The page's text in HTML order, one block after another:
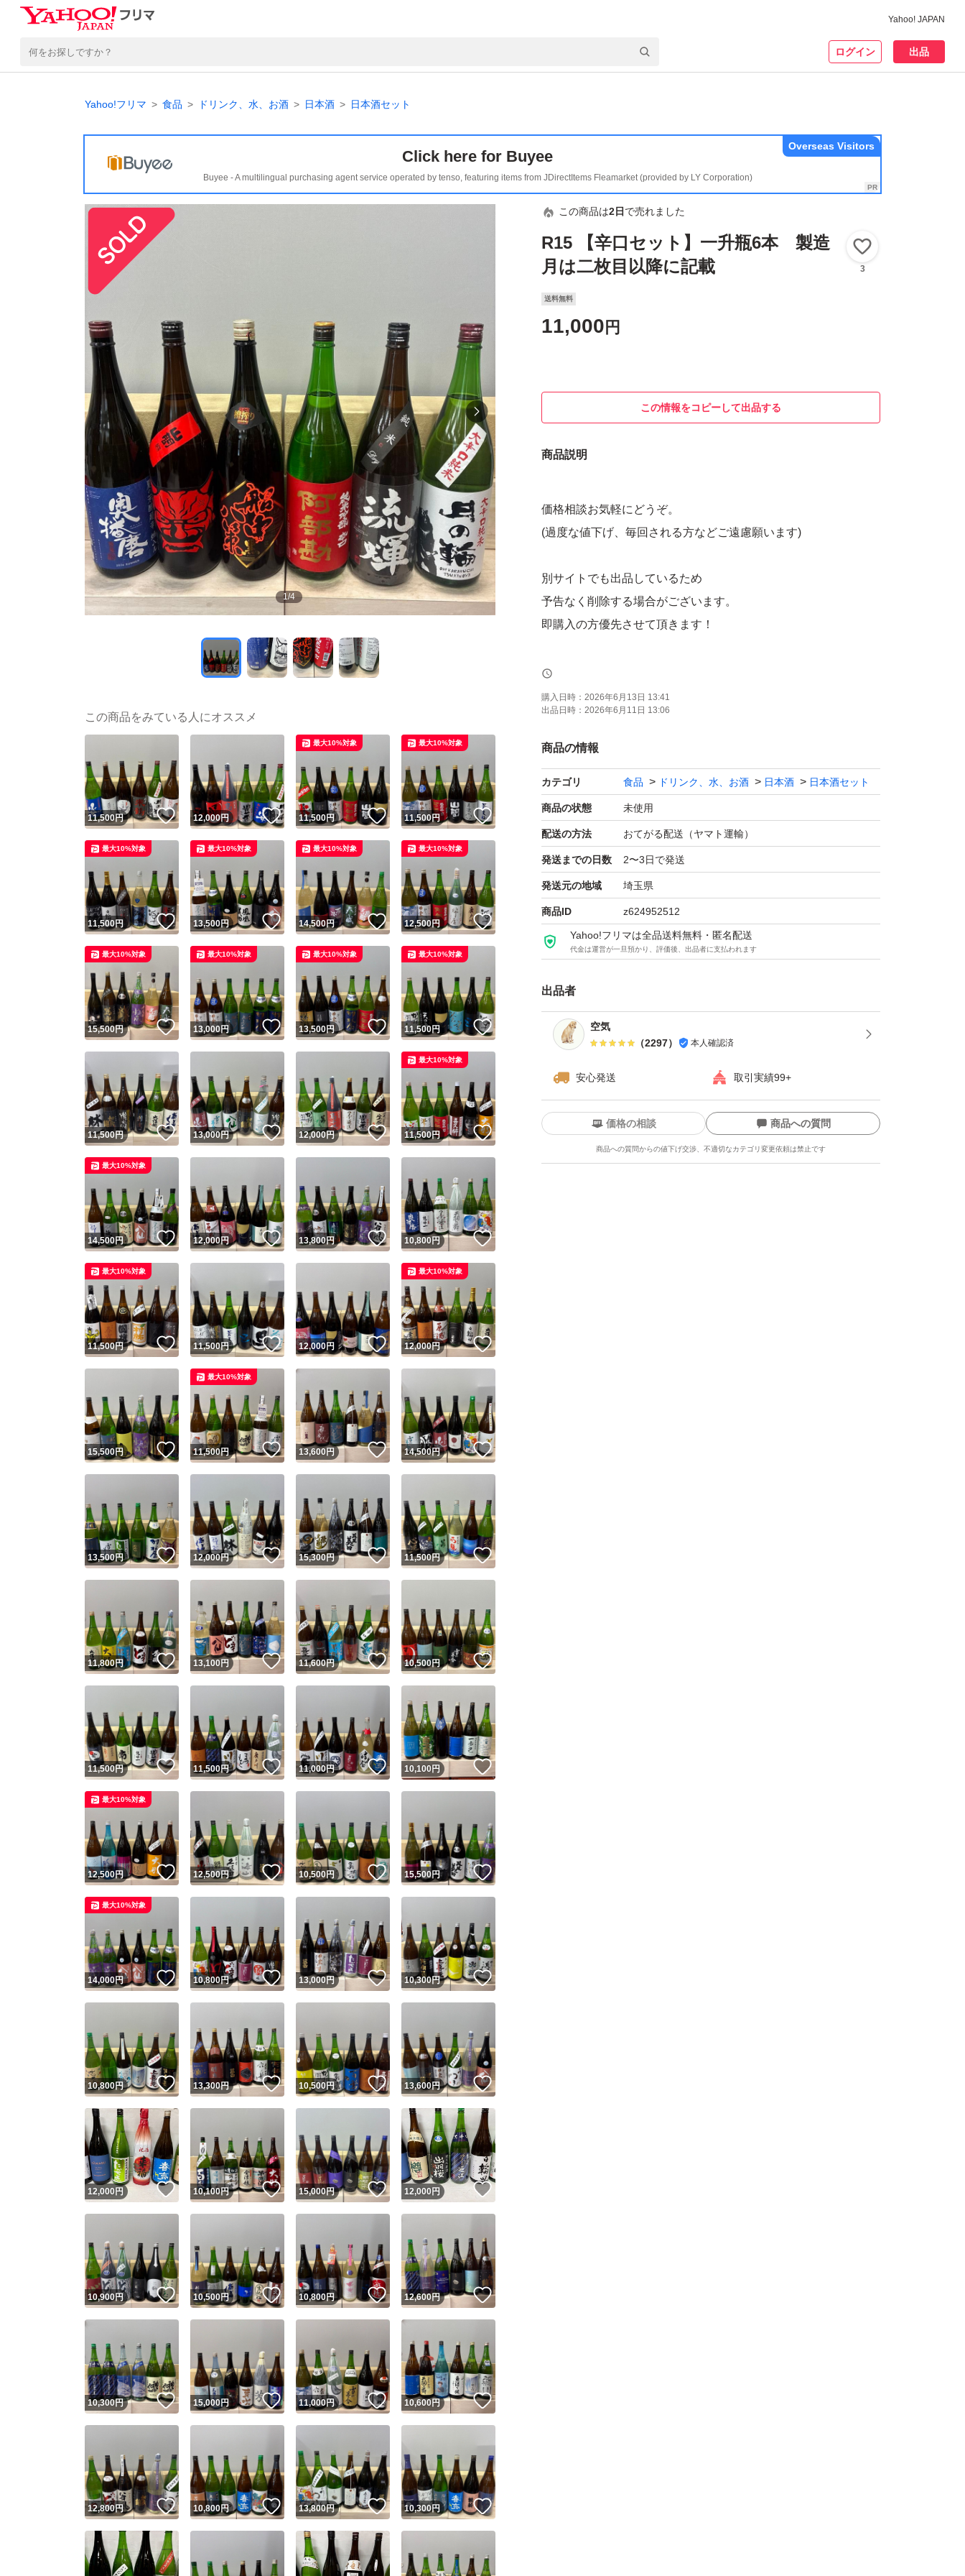
Yahoo! JAPAN
ログイン 出品
Yahoo!フリマ 食品 ドリンク、水、お酒 日本酒 日本酒セット
Click here for Buyee
Buyee - A multilingual purchasing agent service operated by tenso, featuring items from JDirectItems Fleamarket (provided by LY Corporation)
Overseas Visitors
1/4
この商品は2日 で売れました
R15 【辛口セット】一升瓶6本 製造
月は二枚目以降に記載
3
送料無料
11,000 円
この情報をコピーして出品する
商品説明
価格相談お気軽にどうぞ。
(過度な値下げ、毎回される方などご遠慮願います)
別サイトでも出品しているため
予告なく削除する場合がございます。
即購入の方優先させて頂きます！
トラブル防止の為、返品、返金はお断りします。
よろしくお願いします！！
・Yahoo!フリマの仕様につきクール便での発送は行なっておりま
せん。ご了承ください。
・購入意思のない価格相談はお辞めください。
・20歳未満の方には販売しません。
P箱で発送しております！
・段ボールご希望の際は購入後にメッセージでご連絡ください。
・配達日時のご希望がある方も購入後のメッセージでご連絡くだ
・日曜日、月曜日は発送をお休みさせて頂く場合がございます
が、ご了承下さい。
・ダンボールは破損しやすい為プラスチック箱を推奨します。※
す。
------------検索用------------
獺祭、十四代、黒龍、而今、鍋島、勝駒、花邑、花陽浴、新政、
購入日時： 2026年6月13日 13:41
出品日時： 2026年6月11日 13:06
商品の情報
カテゴリ 食品 ドリンク、水、お酒 日本酒 日本酒セット
商品の状態 未使用
配送の方法 おてがる配送（ヤマト運輸）
発送までの日数 2〜3日で発送
発送元の地域 埼玉県
商品ID z624952512
Yahoo!フリマは全品送料無料・匿名配送
代金は運営が一旦預かり、評価後、出品者に支払われます
出品者
空気
（2297） 本人確認済
安心発送 取引実績99+
ユーザーの実績について
Yahoo!フリマが定めた一定の基準を満たしたユーザーにバッジを付与しています
安心取引出品者 Yahoo!フリマの基準をクリアした安心・安全なユーザーです
取引実績
他フリマ実績◯+ このユーザーは他フリマサービスでの取引実績があります
スピード&安心発送
※このバッジは実績に基づく表示であり、発送を保証しているものではありません
スピード＆安心発送
このユーザーは高頻度で24時間以内＆設定した発送日数内に発送してい
ます
スピード発送 このユーザーは高頻度で24時間以内に発送しています
安心発送 このユーザーは設定した発送日数内に発送しています
価格の相談 商品への質問
商品への質問からの値下げ交渉、不適切なカテゴリ変更依頼は禁止です
この商品の情報をコピーします
商品画像の無断転載は禁止されています
出品ページへ
この商品をみている人にオススメ
11,500円 いいね！
12,000円 いいね！
11,500円 いいね！
最大10%対象
11,500円 いいね！
最大10%対象
11,500円 いいね！
最大10%対象
13,500円 いいね！
最大10%対象
14,500円 いいね！
最大10%対象
12,500円 いいね！
最大10%対象
15,500円 いいね！
最大10%対象
13,000円 いいね！
最大10%対象
13,500円 いいね！
最大10%対象
11,500円 いいね！
最大10%対象
11,500円 いいね！
13,000円 いいね！
12,000円 いいね！
11,500円 いいね！
最大10%対象
14,500円 いいね！
最大10%対象
12,000円 いいね！
13,800円 いいね！
10,800円 いいね！
11,500円 いいね！
最大10%対象
11,500円 いいね！
12,000円 いいね！
12,000円 いいね！
最大10%対象
15,500円 いいね！
11,500円 いいね！
最大10%対象
13,600円 いいね！
14,500円 いいね！
13,500円 いいね！
12,000円 いいね！
15,300円 いいね！
11,500円 いいね！
11,800円 いいね！
13,100円 いいね！
11,600円 いいね！
10,500円 いいね！
11,500円 いいね！
11,500円 いいね！
11,000円 いいね！
10,100円
12,500円 いいね！
最大10%対象
12,500円 いいね！
10,500円 いいね！
15,500円 いいね！
14,000円 いいね！
最大10%対象
10,800円 いいね！
13,000円 いいね！
10,300円 いいね！
10,800円 いいね！
13,300円 いいね！
10,500円 いいね！
13,600円 いいね！
12,000 円 いいね！
10,100円 いいね！
15,000円 いいね！
12,000円
10,900円 いいね！
10,500円 いいね！
10,800円 いいね！
12,600円 いいね！
10,300円 いいね！
15,000円 いいね！
11,000円 いいね！
10,600円 いいね！
12,800円 いいね！
10,800円 いいね！
13,800円 いいね！
10,300円 いいね！